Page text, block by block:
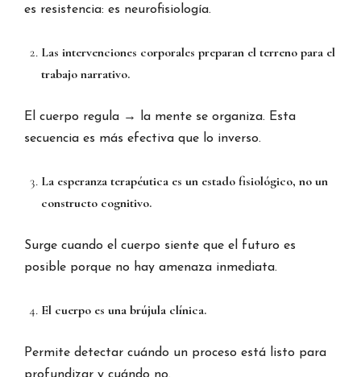
es resistencia: es neurofisiología.
Las intervenciones corporales preparan el terreno para el
trabajo narrativo.
El cuerpo regula → la mente se organiza. Esta
secuencia es más efectiva que lo inverso.
La esperanza terapéutica es un estado fisiológico, no un
constructo cognitivo.
Surge cuando el cuerpo siente que el futuro es
posible porque no hay amenaza inmediata.
El cuerpo es una brújula clínica.
Permite detectar cuándo un proceso está listo para
profundizar y cuándo no.